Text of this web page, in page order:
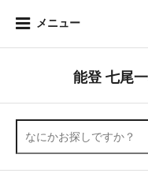
メニュー
能登 七尾